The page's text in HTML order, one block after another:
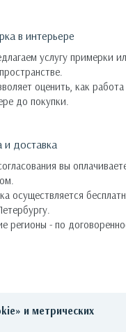
в интерьере
услугу примерки
оценить, как
до покупки.
и доставка
вы
осуществляется
регионы - по
и метрических